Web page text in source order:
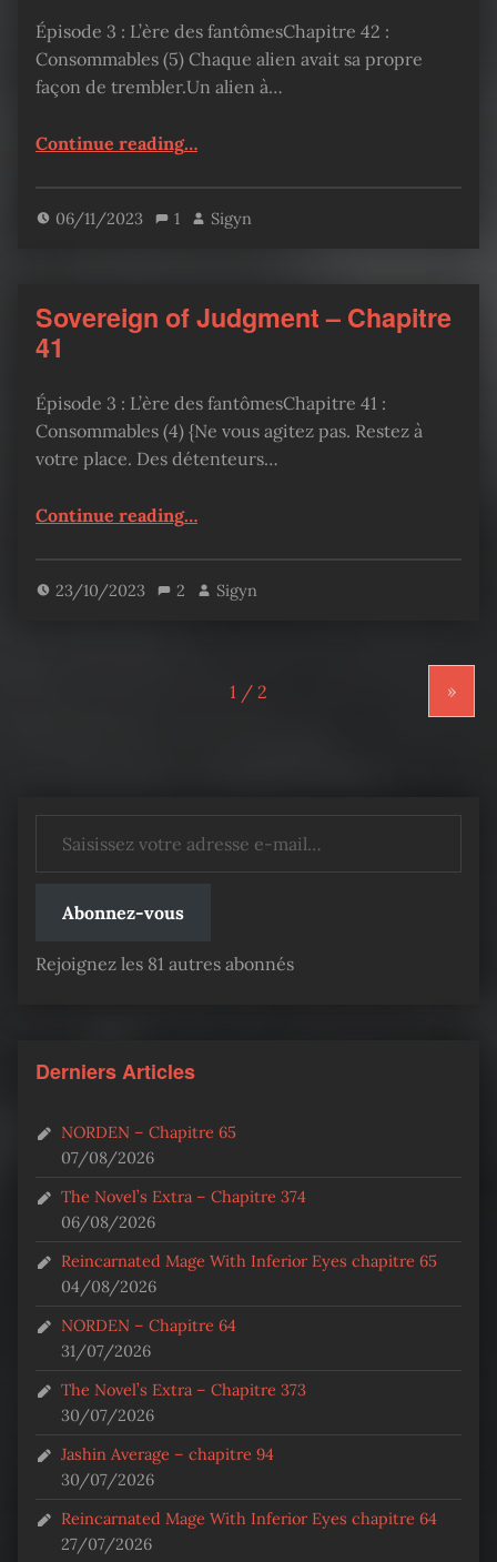
Épisode 3 : L’ère des fantômesChapitre 42 :
Consommables (5) Chaque alien avait sa propre
façon de trembler.Un alien à…
Continue reading“Sovereign of Judgment – Chapitre 42”
…
06/11/2023 1 Sigyn
Sovereign of Judgment – Chapitre
41
Épisode 3 : L’ère des fantômesChapitre 41 :
Consommables (4) {Ne vous agitez pas. Restez à
votre place. Des détenteurs…
Continue reading“Sovereign of Judgment – Chapitre 41”
…
23/10/2023 2 Sigyn
»
Abonnez-vous
Rejoignez les 81 autres abonnés
Derniers Articles
NORDEN – Chapitre 65
07/08/2026
The Novel’s Extra – Chapitre 374
06/08/2026
Reincarnated Mage With Inferior Eyes chapitre 65
04/08/2026
NORDEN – Chapitre 64
31/07/2026
The Novel’s Extra – Chapitre 373
30/07/2026
Jashin Average – chapitre 94
30/07/2026
Reincarnated Mage With Inferior Eyes chapitre 64
27/07/2026